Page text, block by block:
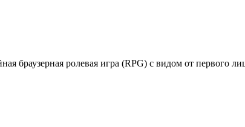
браузерная ролевая игра (RPG) с видом от первого